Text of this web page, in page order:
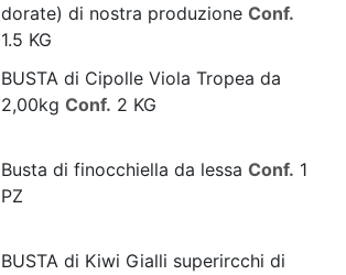
dorate) di nostra produzione Conf.
1.5 KG
BUSTA di Cipolle Viola Tropea da
2,00kg Conf. 2 KG
Busta di finocchiella da lessa Conf. 1
PZ
BUSTA di Kiwi Gialli superircchi di